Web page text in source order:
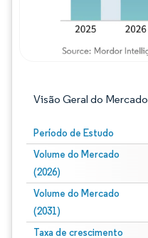
Visão Geral do Mercado
Período de Estudo
Volume do Mercado
(2026)
Volume do Mercado
(2031)
Taxa de crescimento